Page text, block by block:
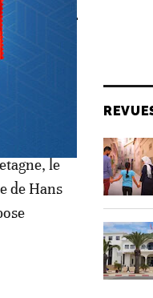
le
de Hans